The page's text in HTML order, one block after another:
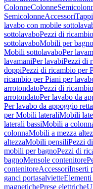
ColonneColonne
SemicolonneAccessori
lavabo con mobile
sottolavaboPezzi di
sottolavaboMobili per bagno
Mobili sottolavaboPer
lavamaniPer lavabiPezzi di
doppiPezzi di ricambio per
ricambio per Piani per
arrotondatoPezzi di
arrotondatoPer lavabo da
Per lavabo da appoggio
per Mobili lateraliMobili
laterali bassiMobili a
colonnaMobili a mezza
altezzaMobili pensiliPezzi
mobili per bagnoPezzi di
bagnoMensole contenitore
contenitoreAccessoriInserti
ganci portasalviette
magnetichePrese elettriche